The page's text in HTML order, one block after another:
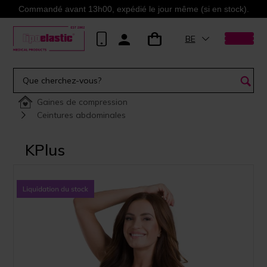
Commandé avant 13h00, expédié le jour même (si en stock).
BE
Gaines de compression
Ceintures abdominales
KPlus